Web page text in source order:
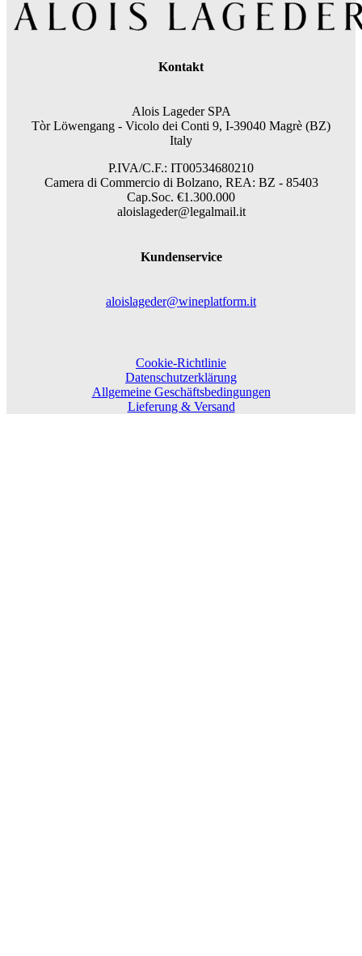
Kontakt
Alois Lageder SPA
Tòr Löwengang - Vicolo dei Conti 9, I-39040 Magrè (BZ)
Italy
P.IVA/C.F.: IT00534680210
Camera di Commercio di Bolzano, REA: BZ - 85403
Cap.Soc. €1.300.000
aloislageder@legalmail.it
Kundenservice
aloislageder@wineplatform.it
Cookie-Richtlinie
Datenschutzerklärung
Allgemeine Geschäftsbedingungen
Lieferung & Versand